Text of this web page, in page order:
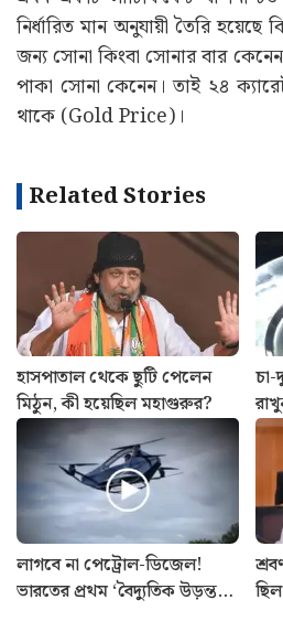
নির্ধারিত মান অনুযায়ী তৈরি হয়েছে
জন্য সোনা কিংবা সোনার বার
পাকা সোনা কেনেন। তাই ২৪
থাকে (Gold Price)।
Related Stories
হাসপাতাল থেকে ছুটি পেলেন
মিঠুন, কী হয়েছিল মহাগুরুর?
লাগবে না পেট্রোল-ডিজেল!
ভারতের প্রথম ‘বৈদ্যুতিক উড়ন্ত